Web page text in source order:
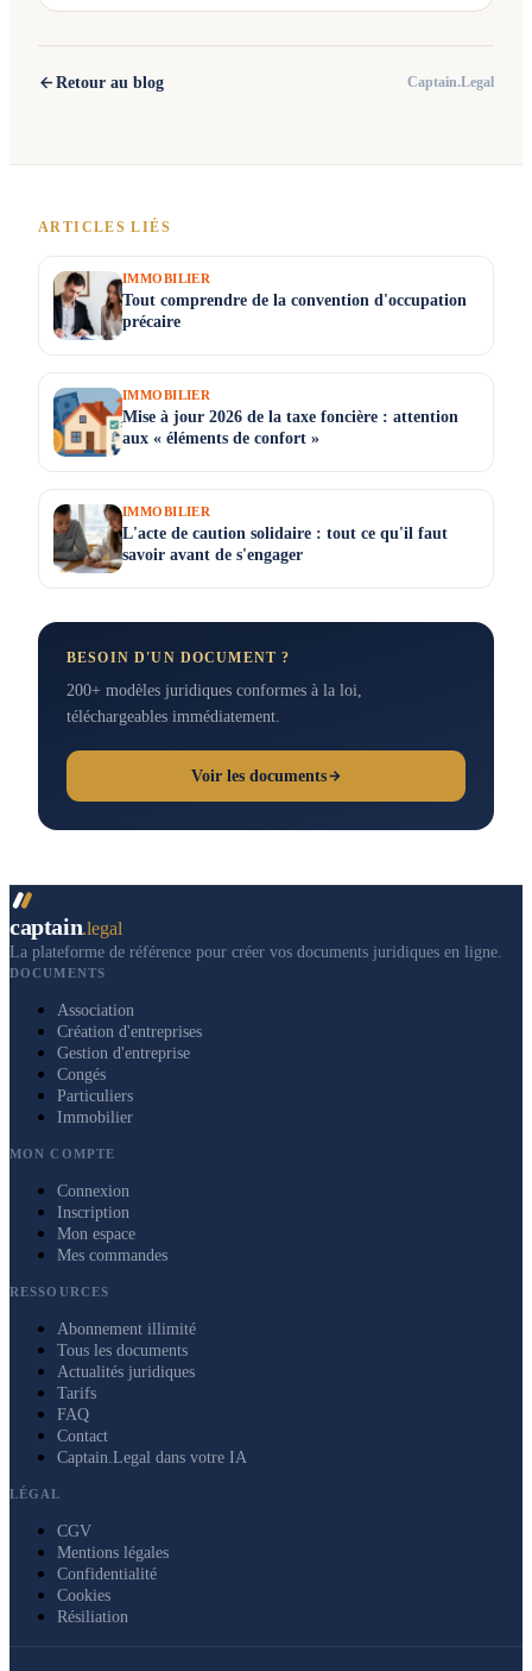
Retour au blog Captain.Legal
ARTICLES LIÉS
IMMOBILIER
Tout comprendre de la convention d'occupation
précaire
IMMOBILIER
Mise à jour 2026 de la taxe foncière : attention
aux « éléments de confort »
IMMOBILIER
L'acte de caution solidaire : tout ce qu'il faut
savoir avant de s'engager
BESOIN D'UN DOCUMENT ?
200+ modèles juridiques conformes à la loi,
téléchargeables immédiatement.
Voir les documents
captain.legal
La plateforme de référence pour créer vos documents juridiques en ligne.
DOCUMENTS
Association
Création d'entreprises
Gestion d'entreprise
Congés
Particuliers
Immobilier
MON COMPTE
Connexion
Inscription
Mon espace
Mes commandes
RESSOURCES
Abonnement illimité
Tous les documents
Actualités juridiques
Tarifs
FAQ
Contact
Captain.Legal dans votre IA
LÉGAL
CGV
Mentions légales
Confidentialité
Cookies
Résiliation